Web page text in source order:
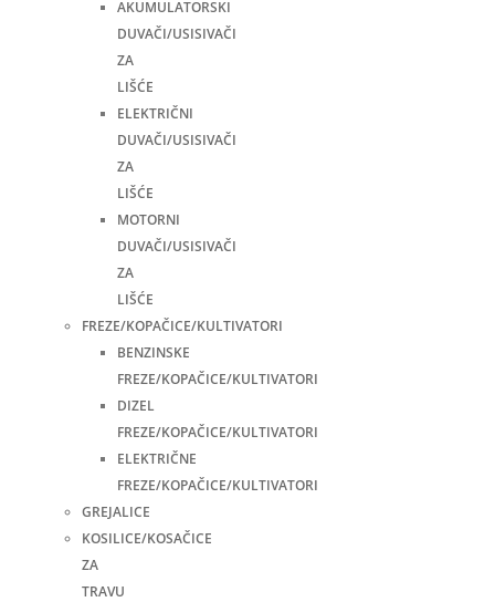
AKUMULATORSKI
DUVAČI/USISIVAČI
ZA
LIŠĆE
ELEKTRIČNI
DUVAČI/USISIVAČI
ZA
LIŠĆE
MOTORNI
DUVAČI/USISIVAČI
ZA
LIŠĆE
FREZE/KOPAČICE/KULTIVATORI
BENZINSKE
FREZE/KOPAČICE/KULTIVATORI
DIZEL
FREZE/KOPAČICE/KULTIVATORI
ELEKTRIČNE
FREZE/KOPAČICE/KULTIVATORI
GREJALICE
KOSILICE/KOSAČICE
ZA
TRAVU